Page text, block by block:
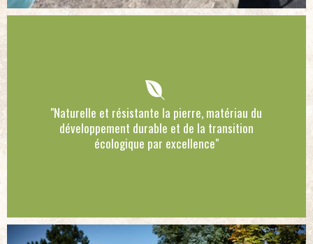
"Naturelle et résistante la pierre, matériau du
développement durable et de la transition
écologique par excellence"